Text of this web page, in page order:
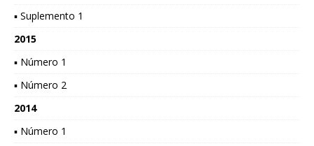
▪ Suplemento 1
2015
▪ Número 1
▪ Número 2
2014
▪ Número 1